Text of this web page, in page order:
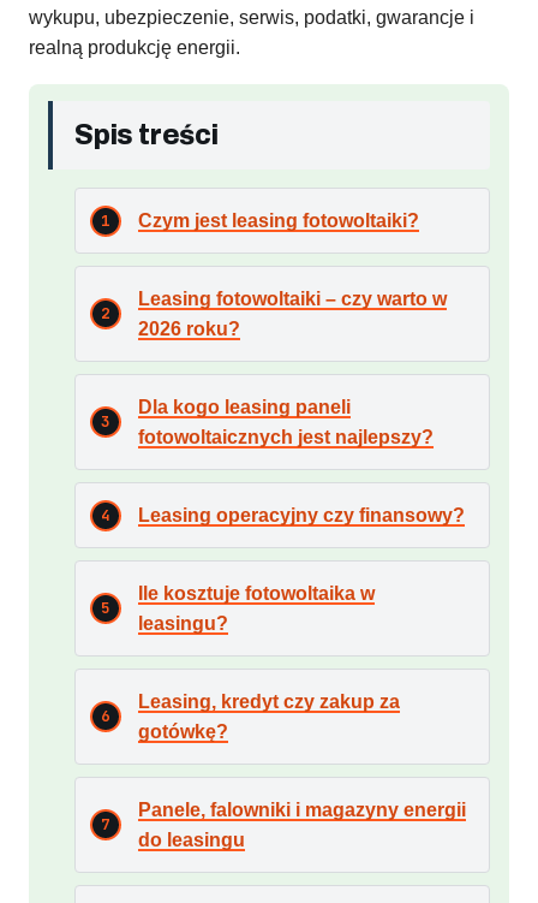
wykupu, ubezpieczenie, serwis, podatki, gwarancje i
realną produkcję energii.
Spis treści
Czym jest leasing fotowoltaiki?
Leasing fotowoltaiki – czy warto w
2026 roku?
Dla kogo leasing paneli
fotowoltaicznych jest najlepszy?
Leasing operacyjny czy finansowy?
Ile kosztuje fotowoltaika w
leasingu?
Leasing, kredyt czy zakup za
gotówkę?
Panele, falowniki i magazyny energii
do leasingu